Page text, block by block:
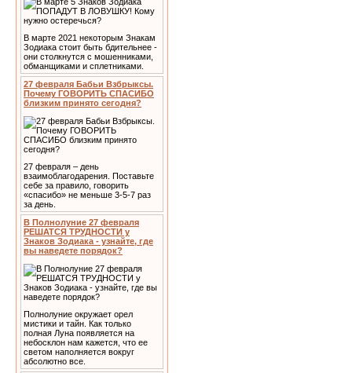
В марте 2021 некоторым Знакам
Зодиака стоит быть бдительнее -
они столкнутся с мошенниками,
обманщиками и сплетниками.
27 февраля Бабьи Взбрыксы.
Почему ГОВОРИТЬ СПАСИБО
близким принято сегодня?
27 февраля – день
взаимоблагодарения. Поставьте
себе за правило, говорить
«спасибо» не меньше 3-5-7 раз
за день.
В Полнолуние 27 февраля
РЕШАТСЯ ТРУДНОСТИ у
Знаков Зодиака - узнайте, где
вы наведете порядок?
Полнолуние окружает орел
мистики и тайн. Как только
полная Луна появляется на
небосклон нам кажется, что ее
светом наполняется вокруг
абсолютно все.